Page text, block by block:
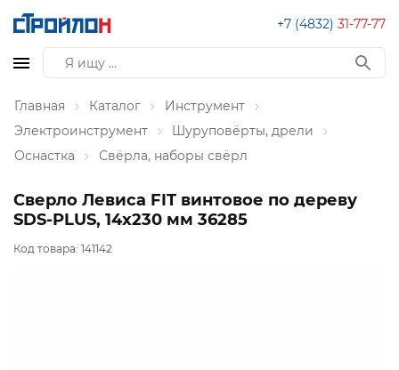
+7 (4832) 31-77-77
Главная Каталог
Инструмент
Электроинструмент
Шуруповёрты, дрели
Оснастка
Свёрла, наборы свёрл
Сверло Левиса FIT винтовое по дереву
SDS-PLUS, 14х230 мм 36285
Код товара: 141142